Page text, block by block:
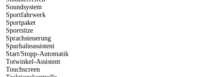
Soundsystem
Sportfahrwerk
Sportpaket
Sportsitze
Sprachsteuerung
Spurhalteassistent
Start/Stopp-Automatik
Totwinkel-Assistent
Touchscreen